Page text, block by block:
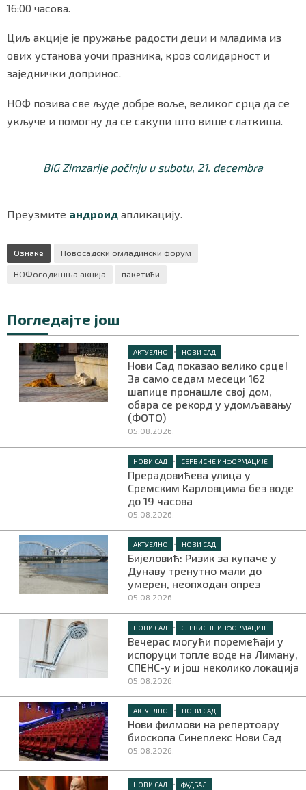
16:00 часова.
Циљ акције је пружање радости деци и младима из
ових установа уочи празника, кроз солидарност и
заједнички допринос.
НОФ позива све људе добре воље, великог срца да се
укључе и помогну да се сакупи што више слаткиша.
BIG Zimzarije počinju u subotu, 21. decembra
Преузмите андроид апликацију.
Ознаке
Новосадски омладински форум
НОФогодишња акција
пакетићи
Погледајте још
АКТУЕЛНО • НОВИ САД
Нови Сад показао велико срце!
За само седам месеци 162
шапице пронашле свој дом,
обара се рекорд у удомљавању
(ФОТО)
05.08.2026.
НОВИ САД • СЕРВИСНЕ ИНФОРМАЦИЈЕ
Прерадовићева улица у
Сремским Карловцима без воде
до 19 часова
05.08.2026.
АКТУЕЛНО • НОВИ САД
Бијеловић: Ризик за купаче у
Дунаву тренутно мали до
умерен, неопходан опрез
05.08.2026.
НОВИ САД • СЕРВИСНЕ ИНФОРМАЦИЈЕ
Вечерас могући поремећаји у
испоруци топле воде на Лиману,
СПЕНС-у и још неколико локација
05.08.2026.
АКТУЕЛНО • НОВИ САД
Нови филмови на репертоару
биоскопа Синеплекс Нови Сад
05.08.2026.
НОВИ САД • ФУДБАЛ
Маркетинг |Услови коришћења|Политика